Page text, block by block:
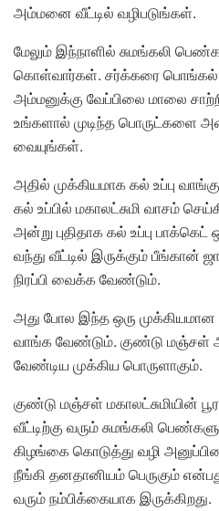
அம்மனை வீட்டில் வழிபடுங்கள்.
மேலும் இந்நாளில் சுமங்கலி
கொள்வார்கள். சர்க்கரை பொங்கல்
அம்மனுக்கு வேப்பிலை மாலை
உங்களால் முடிந்த பொருட்களை
வையுங்கள்.
அதில் முக்கியமாக கல் உப்பு
கல் உப்பில் மகாலட்சுமி வாசம்
அன்று புதிதாக கல் உப்பு
வந்து வீட்டில் இருக்கும் பீங்கான்
நிரப்பி வைக்க வேண்டும்.
அது போல இந்த ஒரு முக்கியமான
வாங்க வேண்டும். குண்டு மஞ்சள்
வேண்டிய முக்கிய பொருளாகும்.
குண்டு மஞ்சள் மகாலட்சுமியின்
வீட்டிற்கு வரும் சுமங்கலி
கிழங்கை கொடுத்து வழி
நீங்கி தனதானியம் பெருகும்
வரும் நம்பிக்கையாக இருக்கிறது.